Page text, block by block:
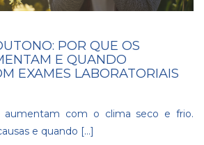
POR QUE OS
E QUANDO
EXAMES LABORATORIAIS
aumentam com o clima seco e frio.
e quando […]